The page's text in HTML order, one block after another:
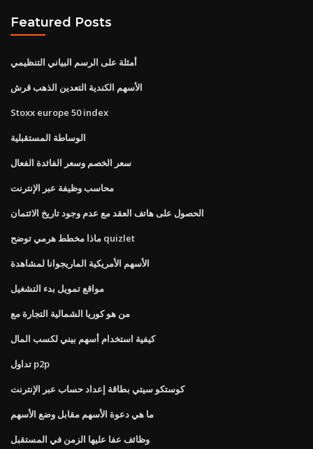
Featured Posts
أمثلة على الرسم البياني التنظيمي
الأسهم الكندية التعدين الذهب قرش
Stoxx europe 50 index
الوساطة المستقبلية
سعر الخصم وسعر الفائدة الفعال
محاسب وظيفة عبر الإنترنت
الحصول على هاتف العقد مع عدم وجود تاريخ الائتمان
ماذا مخطط هرمي توضح quizlet
الأسهم الأمريكية الماريجوانا لمشاهدة
مواقع تمويل بدء التشغيل
من هو كوريا الشمالية التجارة مع
كيفية استخدام أسهم بيني لكسب المال
تداول p2p
كوستكو سيتي بطاقة إعداد حساب عبر الإنترنت
ما هي دعوة الأسهم مقابل وضع الأسهم
وظائف عفا عليها الزمن في المستقبل